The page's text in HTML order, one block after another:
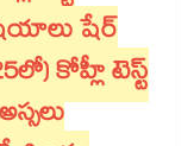
షేర్
కోహ్లీ టెస్ట్